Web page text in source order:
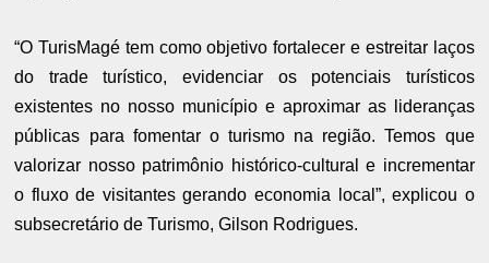
“O TurisMagé tem como objetivo fortalecer e estreitar laços
do trade turístico, evidenciar os potenciais turísticos
existentes no nosso município e aproximar as lideranças
públicas para fomentar o turismo na região. Temos que
valorizar nosso patrimônio histórico-cultural e incrementar
o fluxo de visitantes gerando economia local”, explicou o
subsecretário de Turismo, Gilson Rodrigues.